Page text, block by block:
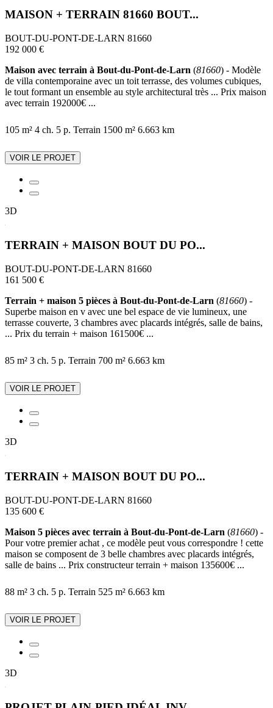
MAISON + TERRAIN 81660 BOUT...
BOUT-DU-PONT-DE-LARN 81660
192 000 €
Maison avec terrain à Bout-du-Pont-de-Larn (81660) - Modèle
de villa contemporaine avec un toit terrasse, des volumes cubiques,
le tout formant un ensemble au style architectural très ... Prix maison
avec terrain 192000€ ...
105 m² 4 ch. 5 p. Terrain 1500 m² 6.663 km
VOIR LE PROJET
3D
TERRAIN + MAISON BOUT DU PO...
BOUT-DU-PONT-DE-LARN 81660
161 500 €
Terrain + maison 5 pièces à Bout-du-Pont-de-Larn (81660) -
Superbe maison en v avec une bel espace de vie lumineux, une
terrasse couverte, 3 chambres avec placards intégrés, salle de bains,
... Prix du terrain + maison 161500€ ...
85 m² 3 ch. 5 p. Terrain 700 m² 6.663 km
VOIR LE PROJET
3D
TERRAIN + MAISON BOUT DU PO...
BOUT-DU-PONT-DE-LARN 81660
135 600 €
Maison 5 pièces avec terrain à Bout-du-Pont-de-Larn (81660) -
Pour votre premier achat , ce modèle peut vous correspondre ! cette
maison se composent de 3 belle chambres avec placards intégrés,
salle de bains ... Prix constructeur terrain + maison 135600€ ...
88 m² 3 ch. 5 p. Terrain 525 m² 6.663 km
VOIR LE PROJET
3D